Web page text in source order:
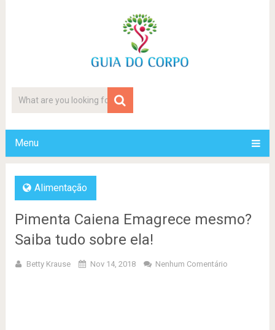
Menu
Alimentação
Pimenta Caiena Emagrece mesmo?
Saiba tudo sobre ela!
Betty Krause Nov 14, 2018 Nenhum Comentário